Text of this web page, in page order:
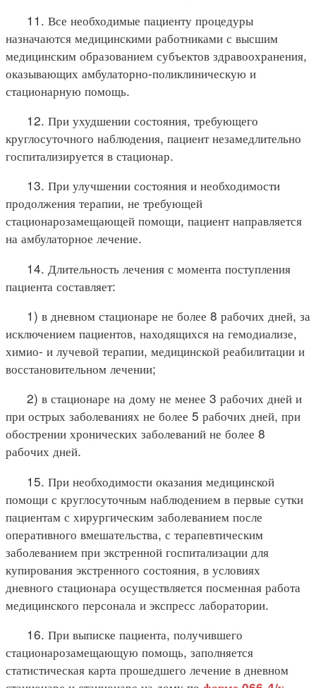
11. Все необходимые пациенту процедуры
назначаются медицинскими работниками с высшим
медицинским образованием субъектов здравоохранения,
оказывающих амбулаторно-поликлиническую и
стационарную помощь.
12. При ухудшении состояния, требующего
круглосуточного наблюдения, пациент незамедлительно
госпитализируется в стационар.
13. При улучшении состояния и необходимости
продолжения терапии, не требующей
стационарозамещающей помощи, пациент направляется
на амбулаторное лечение.
14. Длительность лечения с момента поступления
пациента составляет:
1) в дневном стационаре не более 8 рабочих дней, за
исключением пациентов, находящихся на гемодиализе,
химио- и лучевой терапии, медицинской реабилитации и
восстановительном лечении;
2) в стационаре на дому не менее 3 рабочих дней и
при острых заболеваниях не более 5 рабочих дней, при
обострении хронических заболеваний не более 8
рабочих дней.
15. При необходимости оказания медицинской
помощи с круглосуточным наблюдением в первые сутки
пациентам с хирургическим заболеванием после
оперативного вмешательства, с терапевтическим
заболеванием при экстренной госпитализации для
купирования экстренного состояния, в условиях
дневного стационара осуществляется посменная работа
медицинского персонала и экспресс лаборатории.
16. При выписке пациента, получившего
стационарозамещающую помощь, заполняется
статистическая карта прошедшего лечение в дневном